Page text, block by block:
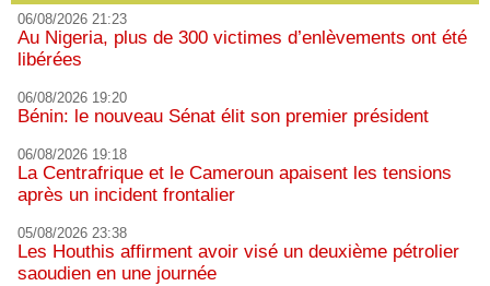
06/08/2026 21:23
Au Nigeria, plus de 300 victimes d’enlèvements ont été
libérées
06/08/2026 19:20
Bénin: le nouveau Sénat élit son premier président
06/08/2026 19:18
La Centrafrique et le Cameroun apaisent les tensions
après un incident frontalier
05/08/2026 23:38
Les Houthis affirment avoir visé un deuxième pétrolier
saoudien en une journée